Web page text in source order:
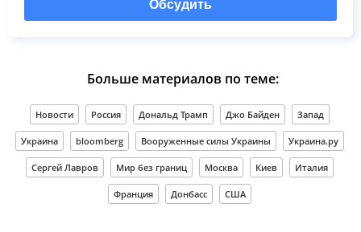
Обсудить
Больше материалов по теме:
Новости Россия Дональд Трамп Джо Байден Запад
Украина bloomberg Вооруженные силы Украины Украина.ру
Сергей Лавров Мир без границ Москва Киев Италия
Франция Донбасс США